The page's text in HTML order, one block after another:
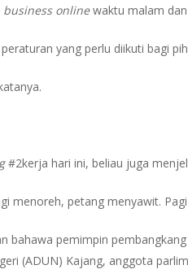
business onlinewaktu malam
yang perlu diikuti bagi
#2kerja hari ini, beliau juga
menoreh, petang menyawit.
bahawa pemimpin
(ADUN) Kajang, anggota